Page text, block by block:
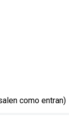
como entran)